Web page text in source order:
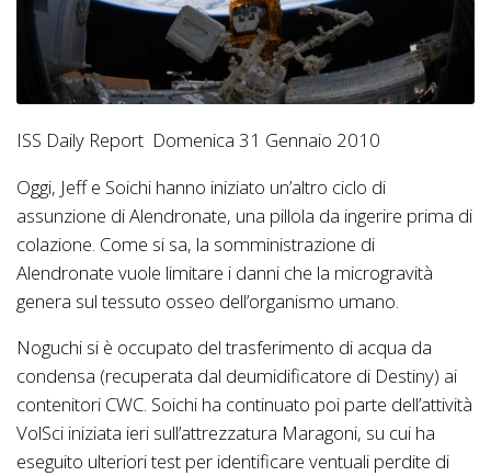
ISS Daily Report Domenica 31 Gennaio 2010
Oggi, Jeff e Soichi hanno iniziato un’altro ciclo di
assunzione di Alendronate, una pillola da ingerire prima di
colazione. Come si sa, la somministrazione di
Alendronate vuole limitare i danni che la microgravità
genera sul tessuto osseo dell’organismo umano.
Noguchi si è occupato del trasferimento di acqua da
condensa (recuperata dal deumidificatore di Destiny) ai
contenitori CWC. Soichi ha continuato poi parte dell’attività
VolSci iniziata ieri sull’attrezzatura Maragoni, su cui ha
eseguito ulteriori test per identificare ventuali perdite di